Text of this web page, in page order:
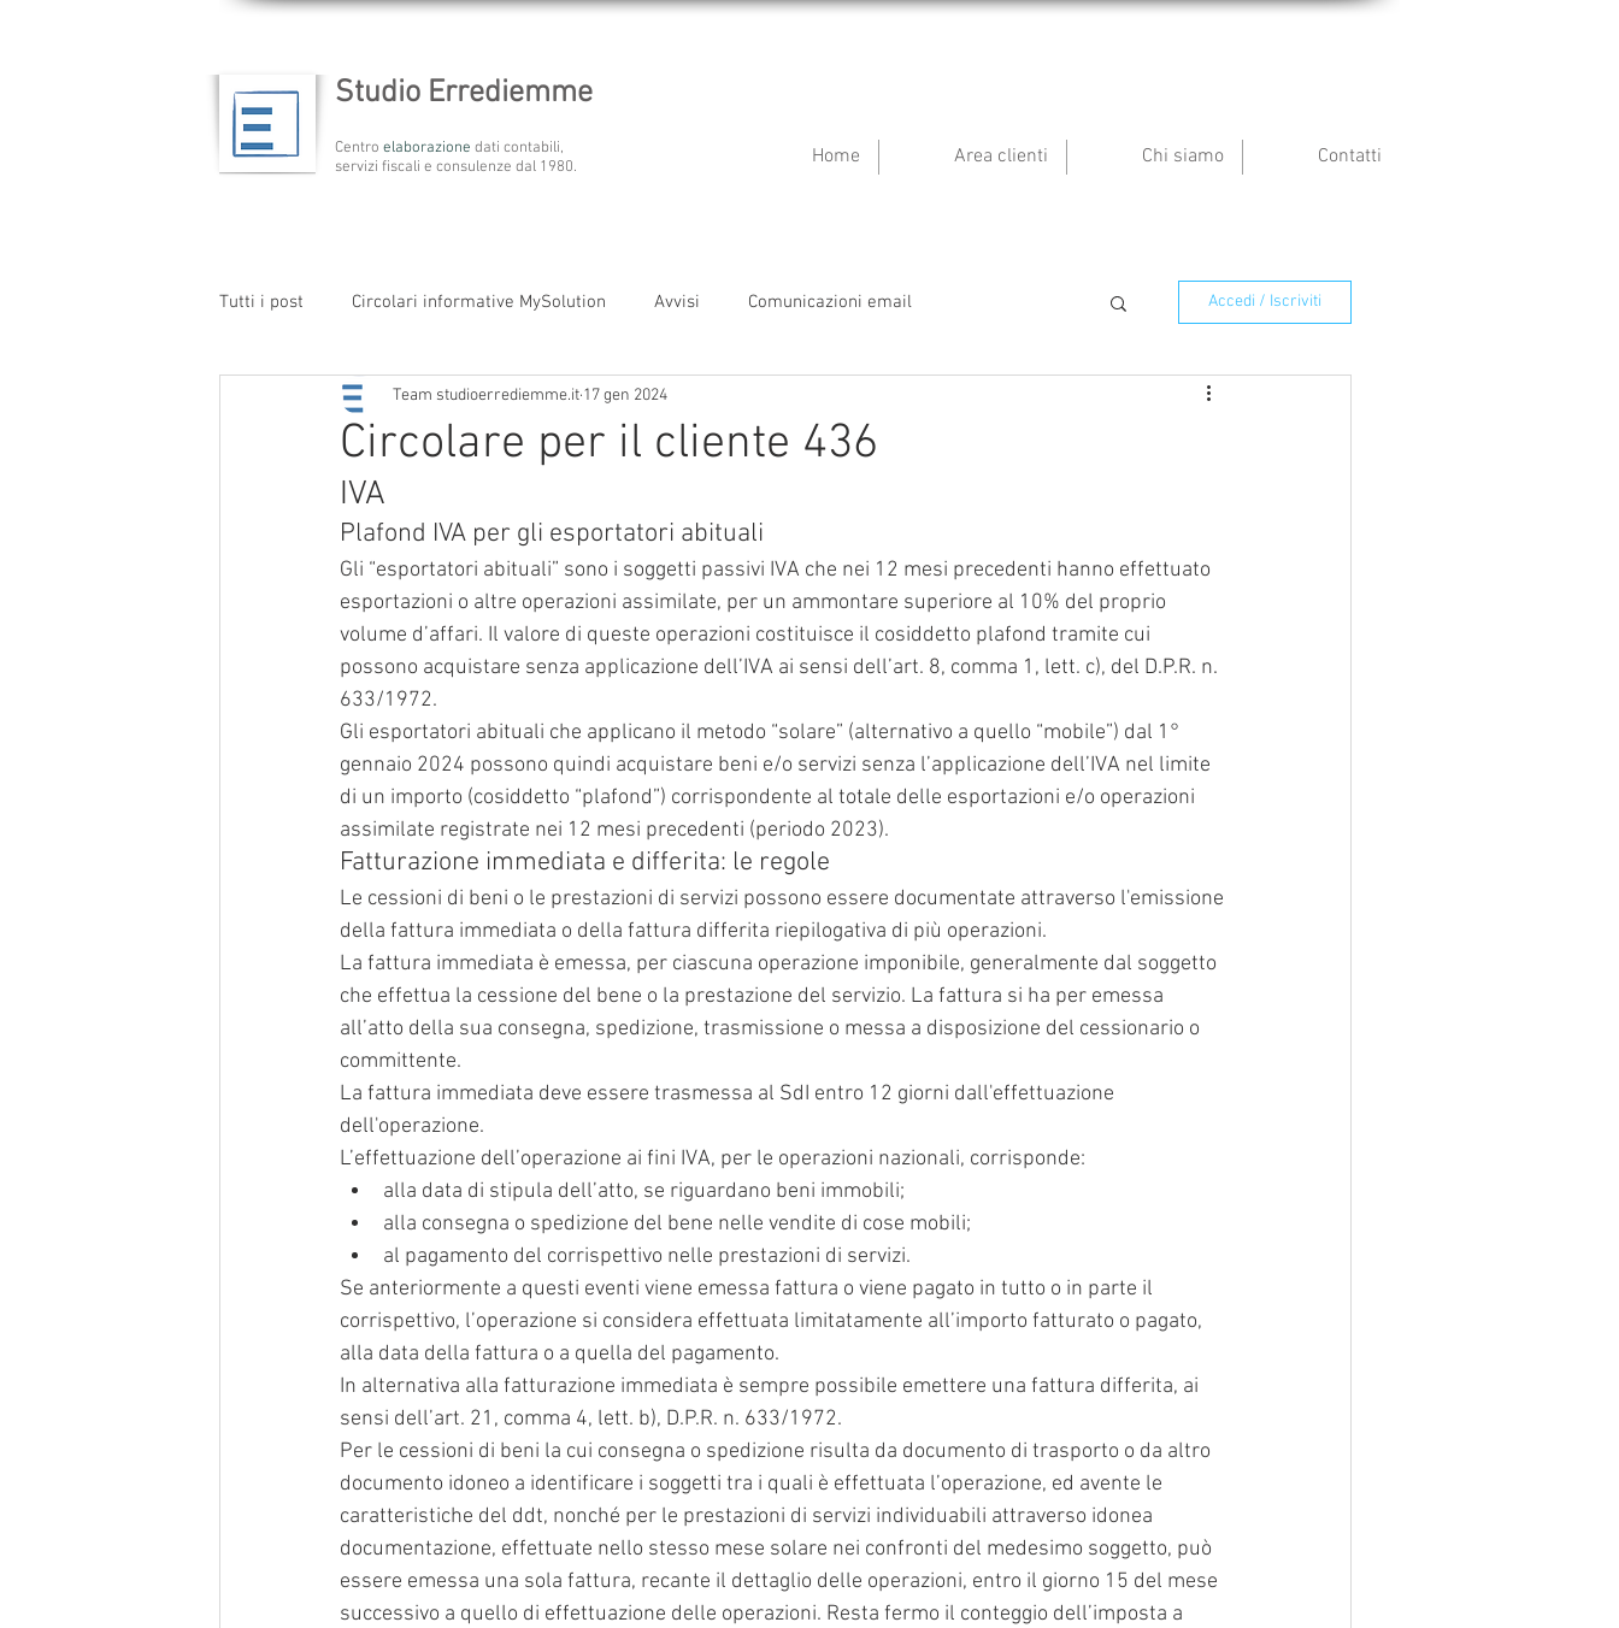
Studio Errediemme
Centro elaborazione dati contabili,
servizi fiscali e consulenze dal 1980.
Home Area clienti Chi siamo Contatti
Tutti i post Circolari informative MySolution Avvisi Comunicazioni email Accedi / Iscriviti
Circolare per il cliente 436
Team studioerrediemme.it 17 gen 2024
IVA
Plafond IVA per gli esportatori abituali
Gli “esportatori abituali” sono i soggetti passivi IVA che nei 12 mesi precedenti hanno effettuato
esportazioni o altre operazioni assimilate, per un ammontare superiore al 10% del proprio
volume d’affari. Il valore di queste operazioni costituisce il cosiddetto plafond tramite cui
possono acquistare senza applicazione dell’IVA ai sensi dell’art. 8, comma 1, lett. c), del D.P.R. n.
633/1972.
Gli esportatori abituali che applicano il metodo “solare” (alternativo a quello “mobile”) dal 1°
gennaio 2024 possono quindi acquistare beni e/o servizi senza l’applicazione dell’IVA nel limite
di un importo (cosiddetto “plafond”) corrispondente al totale delle esportazioni e/o operazioni
assimilate registrate nei 12 mesi precedenti (periodo 2023).
Fatturazione immediata e differita: le regole
Le cessioni di beni o le prestazioni di servizi possono essere documentate attraverso l'emissione
della fattura immediata o della fattura differita riepilogativa di più operazioni.
La fattura immediata è emessa, per ciascuna operazione imponibile, generalmente dal soggetto
che effettua la cessione del bene o la prestazione del servizio. La fattura si ha per emessa
all’atto della sua consegna, spedizione, trasmissione o messa a disposizione del cessionario o
committente.
La fattura immediata deve essere trasmessa al SdI entro 12 giorni dall'effettuazione
dell'operazione.
L’effettuazione dell’operazione ai fini IVA, per le operazioni nazionali, corrisponde:
alla data di stipula dell’atto, se riguardano beni immobili;
alla consegna o spedizione del bene nelle vendite di cose mobili;
al pagamento del corrispettivo nelle prestazioni di servizi.
Se anteriormente a questi eventi viene emessa fattura o viene pagato in tutto o in parte il
corrispettivo, l’operazione si considera effettuata limitatamente all’importo fatturato o pagato,
alla data della fattura o a quella del pagamento.
In alternativa alla fatturazione immediata è sempre possibile emettere una fattura differita, ai
sensi dell’art. 21, comma 4, lett. b), D.P.R. n. 633/1972.
Per le cessioni di beni la cui consegna o spedizione risulta da documento di trasporto o da altro
documento idoneo a identificare i soggetti tra i quali è effettuata l’operazione, ed avente le
caratteristiche del ddt, nonché per le prestazioni di servizi individuabili attraverso idonea
documentazione, effettuate nello stesso mese solare nei confronti del medesimo soggetto, può
essere emessa una sola fattura, recante il dettaglio delle operazioni, entro il giorno 15 del mese
successivo a quello di effettuazione delle operazioni. Resta fermo il conteggio dell’imposta a